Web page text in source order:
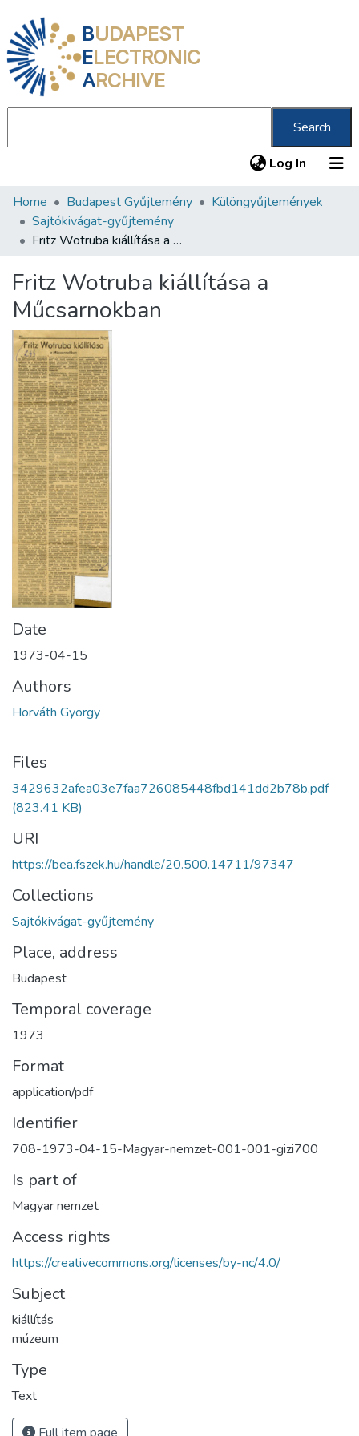
BUDAPEST
ELECTRONIC
ARCHIVE
Search
Log In (current)
Communities & Collections
All of DSpace
About us
Home Budapest Gyűjtemény
Különgyűjtemények
Sajtókivágat-gyűjtemény
Fritz Wotruba kiállítása a Műcsarnokban
Fritz Wotruba kiállítása a
Műcsarnokban
Date
1973-04-15
Authors
Horváth György
Files
3429632afea03e7faa726085448fbd141dd2b78b.pdf
(823.41 KB)
URI
https://bea.fszek.hu/handle/20.500.14711/97347
Collections
Sajtókivágat-gyűjtemény
Place, address
Budapest
Temporal coverage
1973
Format
application/pdf
Identifier
708-1973-04-15-Magyar-nemzet-001-001-gizi700
Is part of
Magyar nemzet
Access rights
https://creativecommons.org/licenses/by-nc/4.0/
Subject
kiállítás
múzeum
Type
Text